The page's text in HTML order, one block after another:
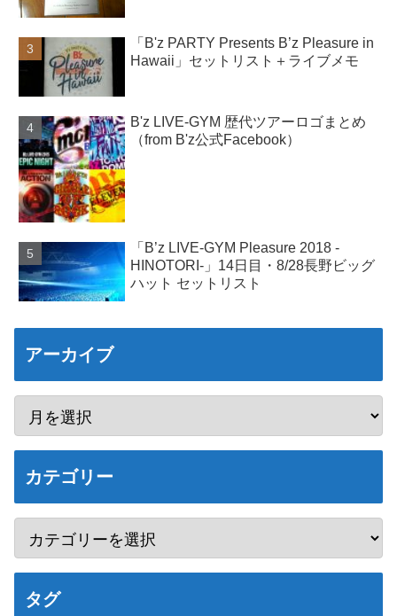
「B'z PARTY Presents B’z Pleasure in
Hawaii」セットリスト＋ライブメモ
B'z LIVE-GYM 歴代ツアーロゴまとめ
（from B'z公式Facebook）
「B’z LIVE-GYM Pleasure 2018 -
HINOTORI-」14日目・8/28長野ビッグ
ハット セットリスト
アーカイブ
カテゴリー
タグ